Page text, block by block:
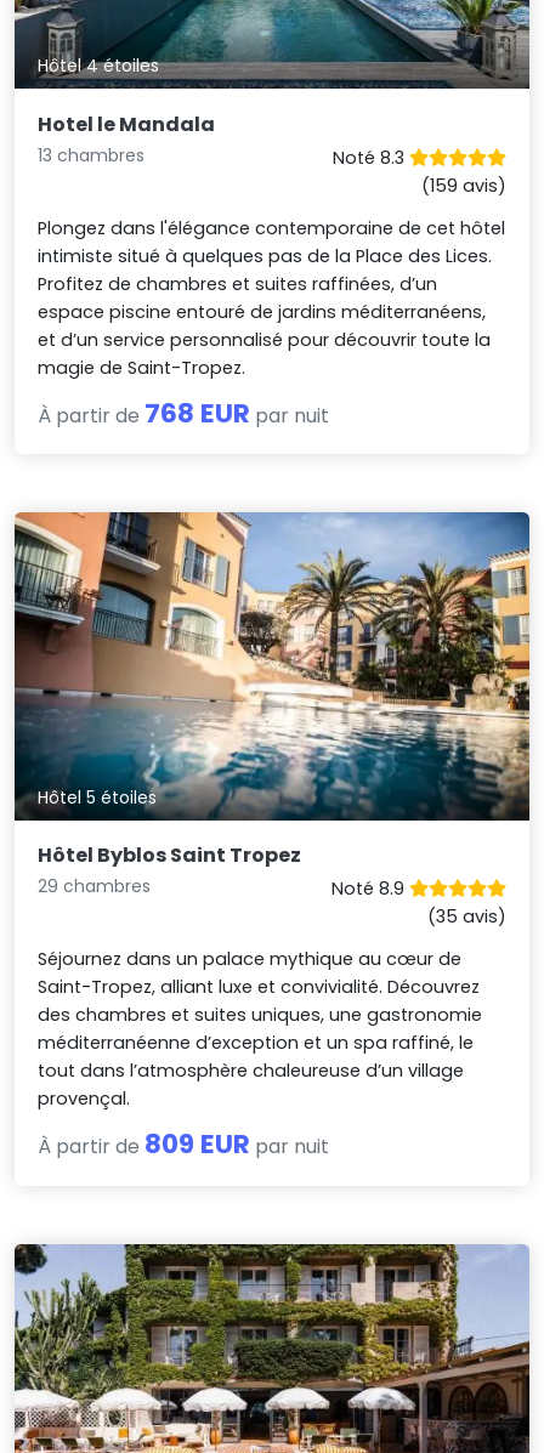
Hôtel 4 étoiles
Hotel le Mandala
13 chambres
Noté 8.3
(159 avis)
Plongez dans l'élégance contemporaine de cet hôtel
intimiste situé à quelques pas de la Place des Lices.
Profitez de chambres et suites raffinées, d’un
espace piscine entouré de jardins méditerranéens,
et d’un service personnalisé pour découvrir toute la
magie de Saint-Tropez.
À partir de 768 EUR par nuit
Hôtel 5 étoiles
Hôtel Byblos Saint Tropez
29 chambres
Noté 8.9
(35 avis)
Séjournez dans un palace mythique au cœur de
Saint-Tropez, alliant luxe et convivialité. Découvrez
des chambres et suites uniques, une gastronomie
méditerranéenne d’exception et un spa raffiné, le
tout dans l’atmosphère chaleureuse d’un village
provençal.
À partir de 809 EUR par nuit